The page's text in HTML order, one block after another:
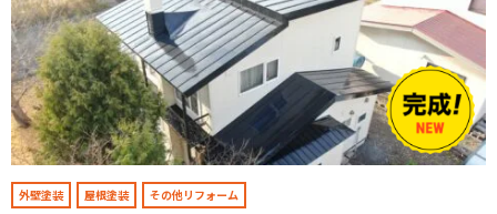
外壁塗装 屋根塗装 その他リフォーム